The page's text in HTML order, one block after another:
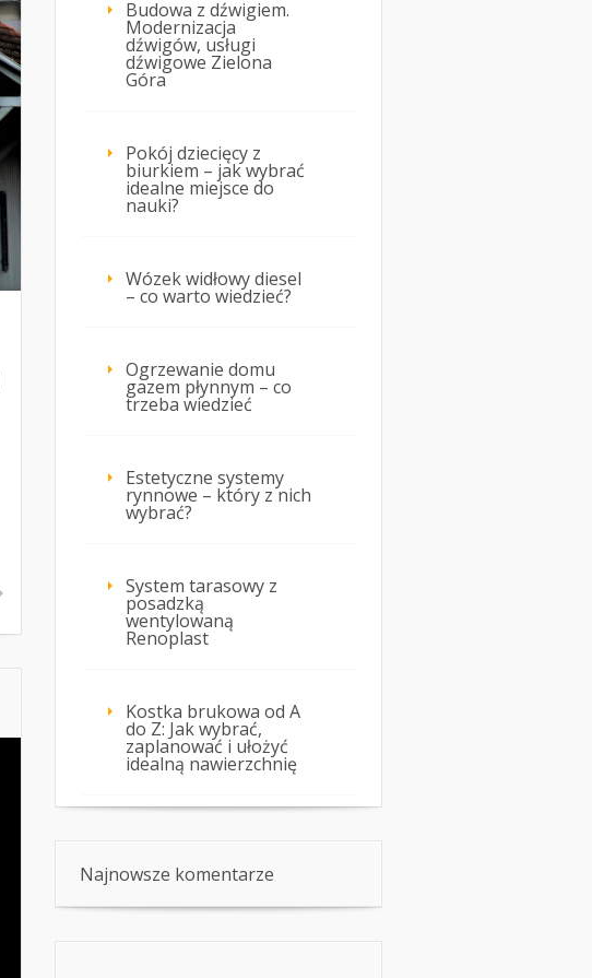
Budowa z dźwigiem.
Modernizacja
dźwigów, usługi
dźwigowe Zielona
Góra
Pokój dziecięcy z
biurkiem – jak wybrać
idealne miejsce do
nauki?
Wózek widłowy diesel
– co warto wiedzieć?
Ogrzewanie domu
gazem płynnym – co
trzeba wiedzieć
Estetyczne systemy
rynnowe – który z nich
wybrać?
System tarasowy z
posadzką
wentylowaną
Renoplast
Kostka brukowa od A
do Z: Jak wybrać,
zaplanować i ułożyć
idealną nawierzchnię
Najnowsze komentarze